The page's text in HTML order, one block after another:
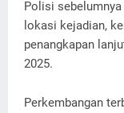
Polisi
lokasi kejadian,
penangkapan
2025.
Perkembangan